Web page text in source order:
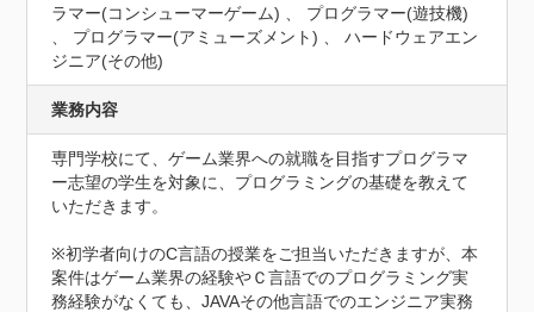
ラマー(コンシューマーゲーム) 、 プログラマー(遊技機)
、 プログラマー(アミューズメント) 、 ハードウェアエン
ジニア(その他)
業務内容
専門学校にて、ゲーム業界への就職を目指すプログラマ
ー志望の学生を対象に、プログラミングの基礎を教えて
いただきます。
※初学者向けのC言語の授業をご担当いただきますが、本
案件はゲーム業界の経験やＣ言語でのプログラミング実
務経験がなくても、JAVAその他言語でのエンジニア実務